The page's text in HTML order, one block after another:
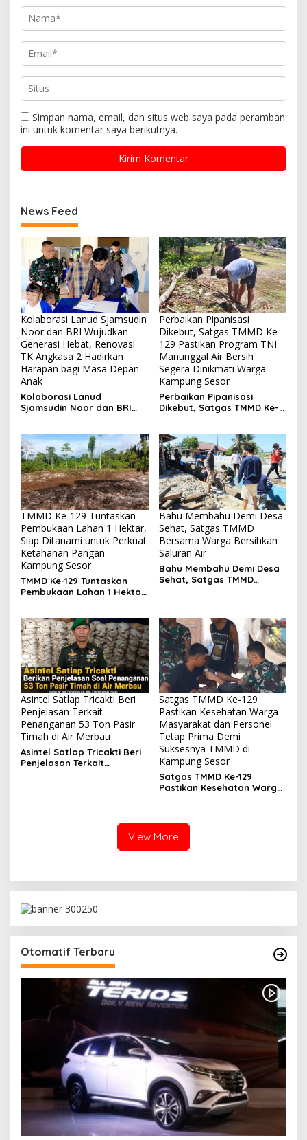
Simpan nama, email, dan situs web saya pada peramban
ini untuk komentar saya berikutnya.
News Feed
Kolaborasi Lanud Sjamsudin
Noor dan BRI Wujudkan
Generasi Hebat, Renovasi
TK Angkasa 2 Hadirkan
Harapan bagi Masa Depan
Anak
Kolaborasi Lanud
Sjamsudin Noor dan BRI
Hadirkan Harapan bagi
Masa Depan Anak
Perbaikan Pipanisasi
Dikebut, Satgas TMMD Ke-
129 Pastikan Program TNI
Manunggal Air Bersih
Segera Dinikmati Warga
Kampung Sesor
Perbaikan Pipanisasi
Dikebut, Satgas TMMD Ke-
Segera Dinikmati Warga
Kampung Sesor
TMMD Ke-129 Tuntaskan
Pembukaan Lahan 1 Hektar,
Siap Ditanami untuk Perkuat
Ketahanan Pangan
Kampung Sesor
TMMD Ke-129 Tuntaskan
Pembukaan Lahan 1 Hektar,
Kampung Sesor
Bahu Membahu Demi Desa
Sehat, Satgas TMMD
Bersama Warga Bersihkan
Saluran Air
Bahu Membahu Demi Desa
Sehat, Satgas TMMD
Asintel Satlap Tricakti Beri
Penjelasan Terkait
Penanganan 53 Ton Pasir
Timah di Air Merbau
Asintel Satlap Tricakti Beri
Penjelasan Terkait
Satgas TMMD Ke-129
Pastikan Kesehatan Warga
Masyarakat dan Personel
Tetap Prima Demi
Suksesnya TMMD di
Kampung Sesor
Satgas TMMD Ke-129
Pastikan Kesehatan Warga
Suksesnya TMMD di
Kampung Sesor
View More
Otomatif Terbaru